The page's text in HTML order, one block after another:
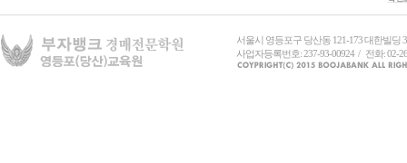
서울시 영등포구 당산동 121-173 대한빌
사업자등록번호: 237-93-00924 / 전화: 02-